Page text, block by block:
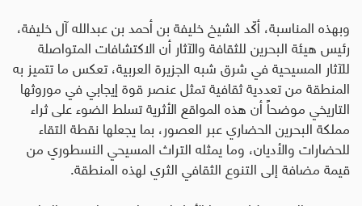
وبهذه المناسبة، أكّد الشيخ خليفة بن أحمد بن عبدالله آل خليفة،
رئيس هيئة البحرين للثقافة والآثار أن الاكتشافات المتواصلة
للآثار المسيحية في شرق شبه الجزيرة العربية، تعكس ما تتميز به
المنطقة من تعددية ثقافية تمثل عنصر قوة إيجابي في موروثها
التاريخي موضحاً أن هذه المواقع الأثرية تسلط الضوء على ثراء
مملكة البحرين الحضاري عبر العصور، بما يجعلها نقطة التقاء
للحضارات والأديان، وما يمثله التراث المسيحي النسطوري من
قيمة مضافة إلى التنوع الثقافي الثري لهذه المنطقة.